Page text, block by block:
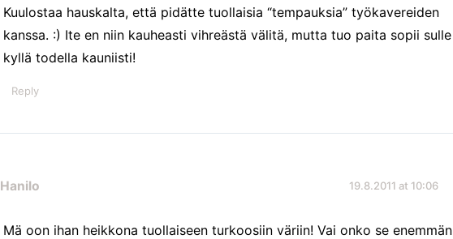
Kuulostaa hauskalta, että pidätte tuollaisia “tempauksia” työkavereiden
kanssa. :) Ite en niin kauheasti vihreästä välitä, mutta tuo paita sopii sulle
kyllä todella kauniisti!
Reply
Hanilo 19.8.2011 at 10:06
Mä oon ihan heikkona tuollaiseen turkoosiin väriin! Vai onko se enemmän